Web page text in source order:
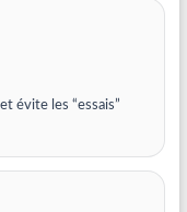
évite les “essais”